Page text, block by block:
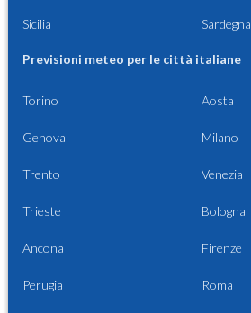
Sicilia Sardegna
Previsioni meteo per le città italiane
Torino Aosta
Genova Milano
Trento Venezia
Trieste Bologna
Ancona Firenze
Perugia Roma